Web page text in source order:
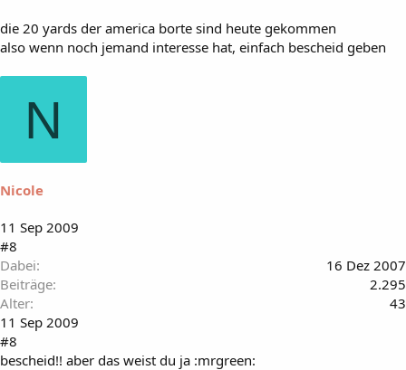
die 20 yards der america borte sind heute gekommen
also wenn noch jemand interesse hat, einfach bescheid geben
N
Nicole
11 Sep 2009
#8
Dabei
16 Dez 2007
Beiträge
2.295
Alter
43
11 Sep 2009
#8
bescheid!! aber das weist du ja :mrgreen: